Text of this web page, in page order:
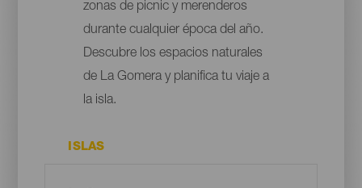
zonas de picnic y merenderos
durante cualquier época del año.
Descubre los espacios naturales
de La Gomera y planifica tu viaje a
la isla.
ISLAS